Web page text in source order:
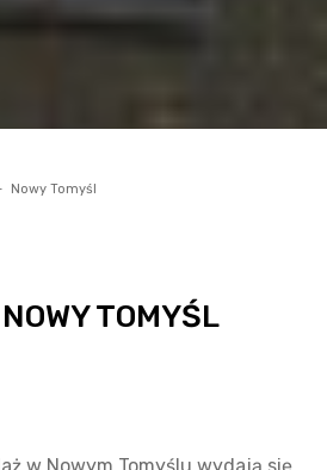
Nowy Tomyśl
TOMYŚL
w Nowym Tomyślu wydają się